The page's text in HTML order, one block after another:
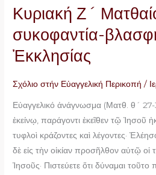
Κυριακή Ζ´
συκοφαντία-
Ἐκκλησίας
Σχόλιο στήν Εὐαγγελική Περικοπή /
Εὐαγγελικό ἀνάγνωσμα (Ματθ. θ´
ἐκείνῳ, παράγοντι ἐκεῖθεν τῷ
τυφλοὶ κράζοντες καὶ λέγοντες·
δὲ εἰς τὴν οἰκίαν προσῆλθον αὐτῷ οἱ
Ἰησοῦς· Πιστεύετε ὅτι δύναμαι τοῦτο